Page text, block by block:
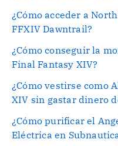
¿Cómo acceder a
FFXIV Dawntrail?
¿Cómo conseguir la
Final Fantasy XIV?
¿Cómo vestirse como
XIV sin gastar dinero
¿Cómo purificar el
Eléctrica en